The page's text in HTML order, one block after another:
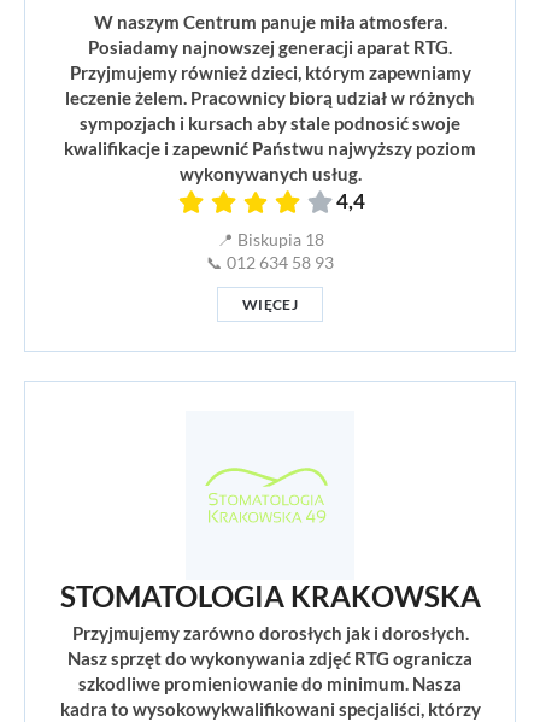
W naszym Centrum panuje miła atmosfera.
Posiadamy najnowszej generacji aparat RTG.
Przyjmujemy również dzieci, którym zapewniamy
leczenie żelem. Pracownicy biorą udział w różnych
sympozjach i kursach aby stale podnosić swoje
kwalifikacje i zapewnić Państwu najwyższy poziom
wykonywanych usług.
4,4
📍 Biskupia 18
📞 012 634 58 93
WIĘCEJ
STOMATOLOGIA KRAKOWSKA
Przyjmujemy zarówno dorosłych jak i dorosłych.
Nasz sprzęt do wykonywania zdjęć RTG ogranicza
szkodliwe promieniowanie do minimum. Nasza
kadra to wysokowykwalifikowani specjaliści, którzy